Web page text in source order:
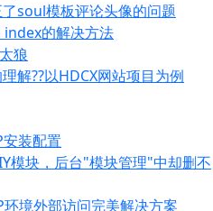
了soul模板评论头像的问题
的解决方法
狼
解??以HDCX网站项目为例
装配置
模块，后台"模块管理"中却删不
境外部访问完美解决方案